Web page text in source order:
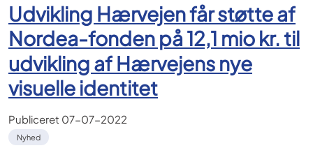
Udvikling Hærvejen får støtte af
Nordea-fonden på 12,1 mio kr. til
udvikling af Hærvejens nye
visuelle identitet
Publiceret 07-07-2022
Nyhed